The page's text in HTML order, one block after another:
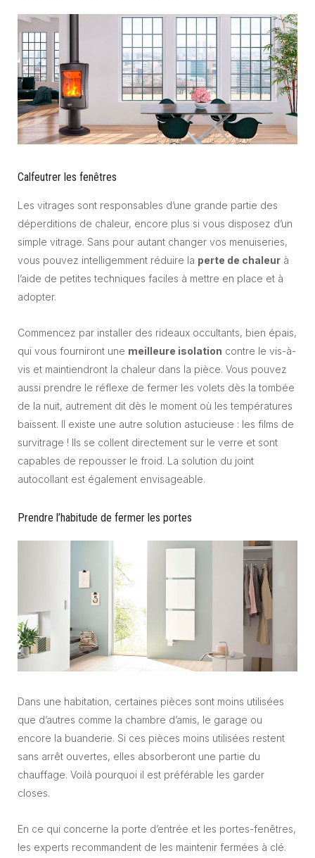
Calfeutrer les fenêtres
Les vitrages sont responsables d’une grande partie des
déperditions de chaleur, encore plus si vous disposez d’un
simple vitrage. Sans pour autant changer vos menuiseries,
vous pouvez intelligemment réduire la perte de chaleur à
l’aide de petites techniques faciles à mettre en place et à
adopter.
Commencez par installer des rideaux occultants, bien épais,
qui vous fourniront une meilleure isolation contre le vis-à-
vis et maintiendront la chaleur dans la pièce. Vous pouvez
aussi prendre le réflexe de fermer les volets dès la tombée
de la nuit, autrement dit dès le moment où les températures
baissent. Il existe une autre solution astucieuse : les films de
survitrage ! Ils se collent directement sur le verre et sont
capables de repousser le froid. La solution du joint
autocollant est également envisageable.
Prendre l’habitude de fermer les portes
Dans une habitation, certaines pièces sont moins utilisées
que d’autres comme la chambre d’amis, le garage ou
encore la buanderie. Si ces pièces moins utilisées restent
sans arrêt ouvertes, elles absorberont une partie du
chauffage. Voilà pourquoi il est préférable les garder
closes.
En ce qui concerne la porte d’entrée et les portes-fenêtres,
les experts recommandent de les maintenir fermées à clé.